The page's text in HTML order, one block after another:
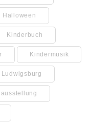
Halloween
Kinderbuch
Kindermusik
Ludwigsburg